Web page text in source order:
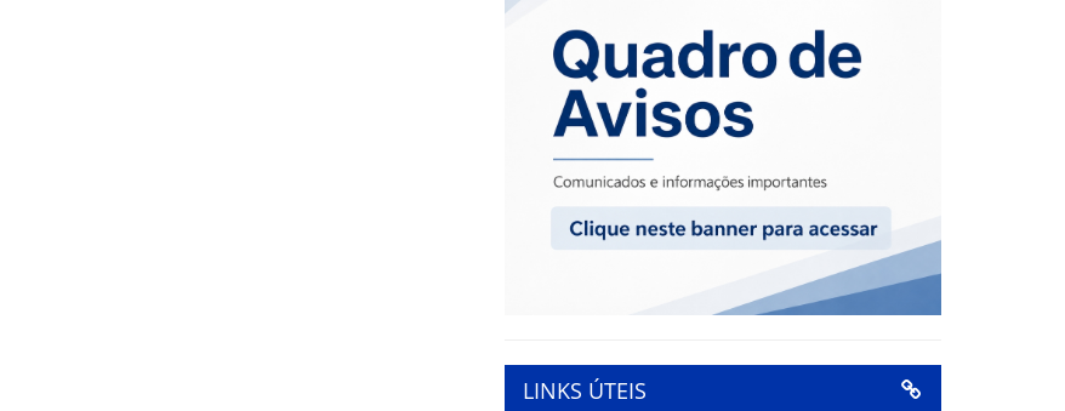
LINKS ÚTEIS